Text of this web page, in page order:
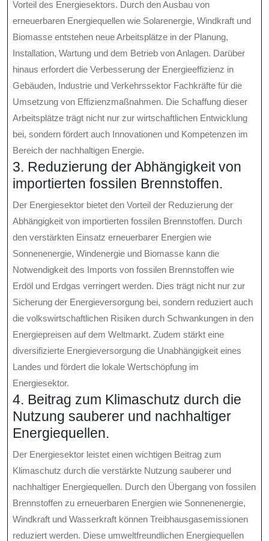
Vorteil des Energiesektors. Durch den Ausbau von
erneuerbaren Energiequellen wie Solarenergie, Windkraft und
Biomasse entstehen neue Arbeitsplätze in der Planung,
Installation, Wartung und dem Betrieb von Anlagen. Darüber
hinaus erfordert die Verbesserung der Energieeffizienz in
Gebäuden, Industrie und Verkehrssektor Fachkräfte für die
Umsetzung von Effizienzmaßnahmen. Die Schaffung dieser
Arbeitsplätze trägt nicht nur zur wirtschaftlichen Entwicklung
bei, sondern fördert auch Innovationen und Kompetenzen im
Bereich der nachhaltigen Energie.
3. Reduzierung der Abhängigkeit von
importierten fossilen Brennstoffen.
Der Energiesektor bietet den Vorteil der Reduzierung der
Abhängigkeit von importierten fossilen Brennstoffen. Durch
den verstärkten Einsatz erneuerbarer Energien wie
Sonnenenergie, Windenergie und Biomasse kann die
Notwendigkeit des Imports von fossilen Brennstoffen wie
Erdöl und Erdgas verringert werden. Dies trägt nicht nur zur
Sicherung der Energieversorgung bei, sondern reduziert auch
die volkswirtschaftlichen Risiken durch Schwankungen in den
Energiepreisen auf dem Weltmarkt. Zudem stärkt eine
diversifizierte Energieversorgung die Unabhängigkeit eines
Landes und fördert die lokale Wertschöpfung im
Energiesektor.
4. Beitrag zum Klimaschutz durch die
Nutzung sauberer und nachhaltiger
Energiequellen.
Der Energiesektor leistet einen wichtigen Beitrag zum
Klimaschutz durch die verstärkte Nutzung sauberer und
nachhaltiger Energiequellen. Durch den Übergang von fossilen
Brennstoffen zu erneuerbaren Energien wie Sonnenenergie,
Windkraft und Wasserkraft können Treibhausgasemissionen
reduziert werden. Diese umweltfreundlichen Energiequellen